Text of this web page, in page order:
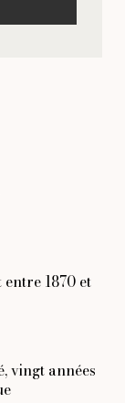
1870 et
vingt années